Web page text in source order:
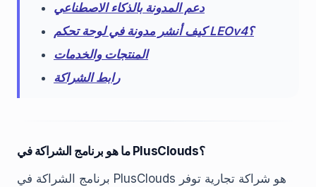
دعم المدونة بالذكاء الاصطناعي
كيف أنشر مدونة في لوحة تحكم LEOv4؟
المنتجات والخدمات
رابط الشراكة
ما هو برنامج الشراكة في PlusClouds؟
برنامج الشراكة في PlusClouds هو شراكة تجارية توفر